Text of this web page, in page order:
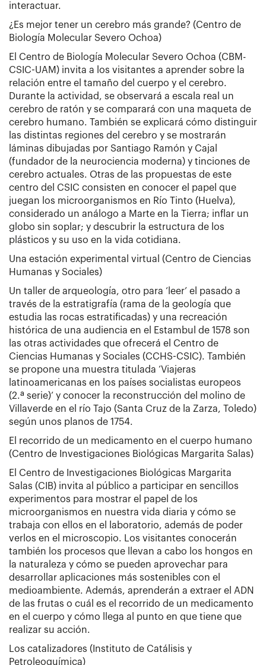
interactuar.
¿Es mejor tener un cerebro más grande? (Centro de
Biología Molecular Severo Ochoa)
El Centro de Biología Molecular Severo Ochoa (CBM-
CSIC-UAM) invita a los visitantes a aprender sobre la
relación entre el tamaño del cuerpo y el cerebro.
Durante la actividad, se observará a escala real un
cerebro de ratón y se comparará con una maqueta de
cerebro humano. También se explicará cómo distinguir
las distintas regiones del cerebro y se mostrarán
láminas dibujadas por Santiago Ramón y Cajal
(fundador de la neurociencia moderna) y tinciones de
cerebro actuales. Otras de las propuestas de este
centro del CSIC consisten en conocer el papel que
juegan los microorganismos en Río Tinto (Huelva),
considerado un análogo a Marte en la Tierra; inflar un
globo sin soplar; y descubrir la estructura de los
plásticos y su uso en la vida cotidiana.
Una estación experimental virtual (Centro de Ciencias
Humanas y Sociales)
Un taller de arqueología, otro para ‘leer’ el pasado a
través de la estratigrafía (rama de la geología que
estudia las rocas estratificadas) y una recreación
histórica de una audiencia en el Estambul de 1578 son
las otras actividades que ofrecerá el Centro de
Ciencias Humanas y Sociales (CCHS-CSIC). También
se propone una muestra titulada ‘Viajeras
latinoamericanas en los países socialistas europeos
(2.ª serie)’ y conocer la reconstrucción del molino de
Villaverde en el río Tajo (Santa Cruz de la Zarza, Toledo)
según unos planos de 1754.
El recorrido de un medicamento en el cuerpo humano
(Centro de Investigaciones Biológicas Margarita Salas)
El Centro de Investigaciones Biológicas Margarita
Salas (CIB) invita al público a participar en sencillos
experimentos para mostrar el papel de los
microorganismos en nuestra vida diaria y cómo se
trabaja con ellos en el laboratorio, además de poder
verlos en el microscopio. Los visitantes conocerán
también los procesos que llevan a cabo los hongos en
la naturaleza y cómo se pueden aprovechar para
desarrollar aplicaciones más sostenibles con el
medioambiente. Además, aprenderán a extraer el ADN
de las frutas o cuál es el recorrido de un medicamento
en el cuerpo y cómo llega al punto en que tiene que
realizar su acción.
Los catalizadores (Instituto de Catálisis y
Petroleoquímica)